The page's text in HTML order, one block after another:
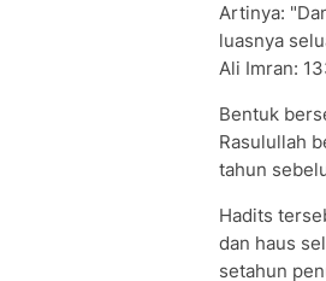
Artinya:
luasnya
Ali Imran:
Bentuk
Rasulullah
tahun
Hadits
dan haus
setahun